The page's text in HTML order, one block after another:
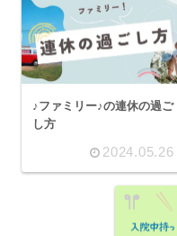
♪ファミリー♪の連休の過ご
し方
2024.05.26